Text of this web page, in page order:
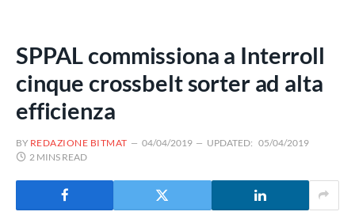
SPPAL commissiona a Interroll
cinque crossbelt sorter ad alta
efficienza
BY REDAZIONE BITMAT 04/04/2019 UPDATED: 05/04/2019
2 MINS READ